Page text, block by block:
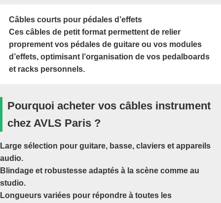
Câbles courts pour pédales d’effets
Ces câbles de petit format permettent de relier
proprement vos pédales de guitare ou vos modules
d’effets, optimisant l’organisation de vos pedalboards
et racks personnels.
Pourquoi acheter vos câbles instrument
chez AVLS Paris ?
Large sélection pour guitare, basse, claviers et appareils
audio.
Blindage et robustesse adaptés à la scène comme au
studio.
Longueurs variées pour répondre à toutes les